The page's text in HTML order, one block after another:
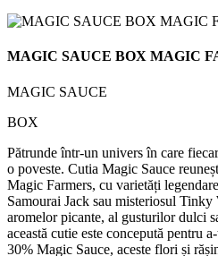
MAGIC SAUCE BOX MAGIC
MAGIC SAUCE
BOX
Pătrunde într-un univers în care
o poveste. Cutia Magic Sauce
Magic Farmers, cu varietăți
Samourai Jack sau misteriosul
aromelor picante, al gusturilor dulci
această cutie este concepută pentru
30% Magic Sauce, aceste flori și